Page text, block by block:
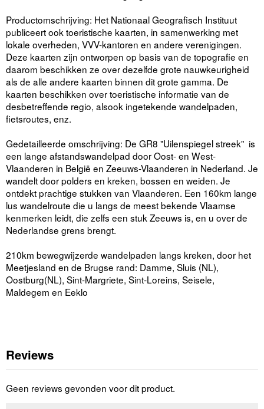
Productomschrijving: Het Nationaal Geografisch Instituut
publiceert ook toeristische kaarten, in samenwerking met
lokale overheden, VVV-kantoren en andere verenigingen.
Deze kaarten zijn ontworpen op basis van de topografie en
daarom beschikken ze over dezelfde grote nauwkeurigheid
als de alle andere kaarten binnen dit grote gamma. De
kaarten beschikken over toeristische informatie van de
desbetreffende regio, alsook ingetekende wandelpaden,
fietsroutes, enz.
Gedetailleerde omschrijving: De GR8 "Uilenspiegel streek" is
een lange afstandswandelpad door Oost- en West-
Vlaanderen in België en Zeeuws-Vlaanderen in Nederland. Je
wandelt door polders en kreken, bossen en weiden. Je
ontdekt prachtige stukken van Vlaanderen. Een 160km lange
lus wandelroute die u langs de meest bekende Vlaamse
kenmerken leidt, die zelfs een stuk Zeeuws is, en u over de
Nederlandse grens brengt.
210km bewegwijzerde wandelpaden langs kreken, door het
Meetjesland en de Brugse rand: Damme, Sluis (NL),
Oostburg(NL), Sint-Margriete, Sint-Loreins, Seisele,
Maldegem en Eeklo
Reviews
Geen reviews gevonden voor dit product.